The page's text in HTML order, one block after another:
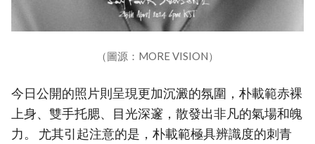
（圖源：MORE VISION）
今日公開的照片則呈現更加沉澱的氛圍，朴載範赤裸
上身、雙手托腮、目光深邃，散發出非凡的氣場和魄
力。 尤其引起注意的是，朴載範極具辨識度的刺青